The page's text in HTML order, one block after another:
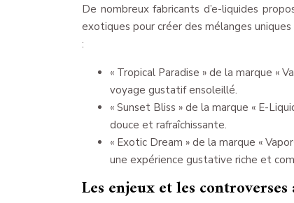
De nombreux fabricants d’e-liquides
exotiques pour créer des mélanges
:
« Tropical Paradise » de la marque «
voyage gustatif ensoleillé.
« Sunset Bliss » de la marque « E-
douce et rafraîchissante.
« Exotic Dream » de la marque «
une expérience gustative riche et
Les enjeux et les